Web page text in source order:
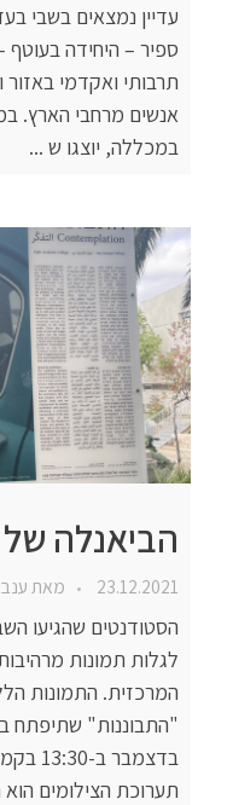
ספיר – היחידה בעוטף
תרבותי ואקדמי
אנשים מרחבי הארץ.
במכללה, יוצגו ש ...
הביאנלה
23.12.2021 מאת
הסטודנטים שהגיעו
לגלות תמונות
המרכזית. התמונות
תערוכת הצילומים